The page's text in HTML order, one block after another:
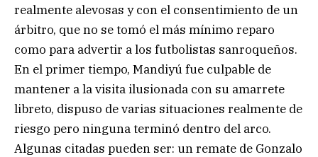
realmente alevosas y con el consentimiento de un
árbitro, que no se tomó el más mínimo reparo
como para advertir a los futbolistas sanroqueños.
En el primer tiempo, Mandiyú fue culpable de
mantener a la visita ilusionada con su amarrete
libreto, dispuso de varias situaciones realmente de
riesgo pero ninguna terminó dentro del arco.
Algunas citadas pueden ser: un remate de Gonzalo